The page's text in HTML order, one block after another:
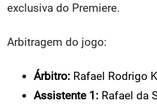
exclusiva do Premiere.
Arbitragem do jogo:
Árbitro: Rafael Rodrigo
Assistente 1: Rafael da